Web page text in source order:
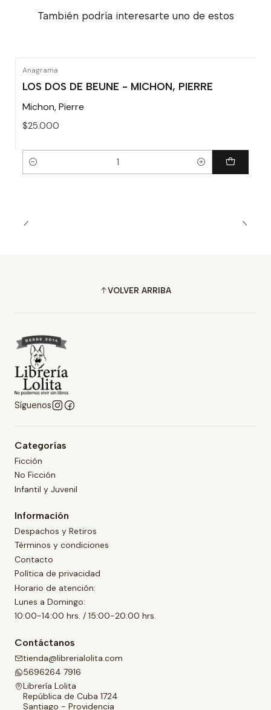
También podría interesarte uno de estos
Anagrama
LOS DOS DE BEUNE - MICHON, PIERRE
Michon, Pierre
$25.000
Cantidad
VOLVER ARRIBA
Síguenos
Categorías
Ficción
No Ficción
Infantil y Juvenil
Información
Despachos y Retiros
Términos y condiciones
Contacto
Política de privacidad
Horario de atención:
Lunes a Domingo:
10:00-14:00 hrs. / 15:00-20:00 hrs.
Contáctanos
tienda@librerialolita.com
5696264 7916
Librería Lolita
República de Cuba 1724
Santiago - Providencia